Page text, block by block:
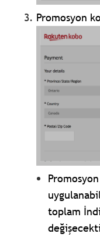
Promosyon
toplam